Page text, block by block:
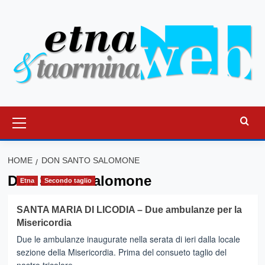
principale
HOME DON SANTO SALOMONE
Don Santo Salomone
Etna Secondo taglio
SANTA MARIA DI LICODIA – Due ambulanze per la
Misericordia
Due le ambulanze inaugurate nella serata di ieri dalla locale
sezione della Misericordia. Prima del consueto taglio del